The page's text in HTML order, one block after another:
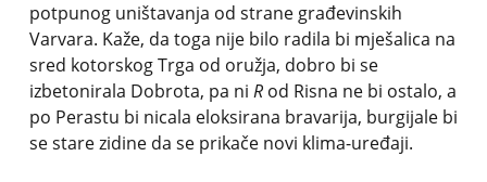
potpunog uništavanja od strane građevinskih
Varvara. Kaže, da toga nije bilo radila bi mješalica na
sred kotorskog Trga od oružja, dobro bi se
izbetonirala Dobrota, pa ni Rod Risna ne bi ostalo, a
po Perastu bi nicala eloksirana bravarija, burgijale bi
se stare zidine da se prikače novi klima-uređaji.